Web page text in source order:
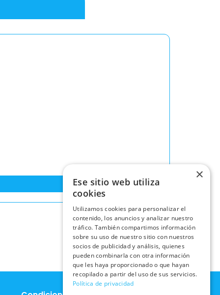
×
Ese sitio web utiliza
cookies
Utilizamos cookies para personalizar el
contenido, los anuncios y analizar nuestro
tráfico. También compartimos información
sobre su uso de nuestro sitio con nuestros
socios de publicidad y análisis, quienes
pueden combinarla con otra información
que les haya proporcionado o que hayan
recopilado a partir del uso de sus servicios.
Política de privacidad